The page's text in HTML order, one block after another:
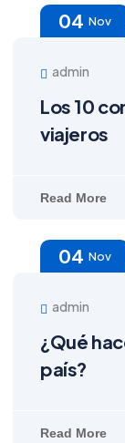
04 Nov
admin
Los 10
viajeros
Read More
04 Nov
admin
¿Qué
país?
Read More